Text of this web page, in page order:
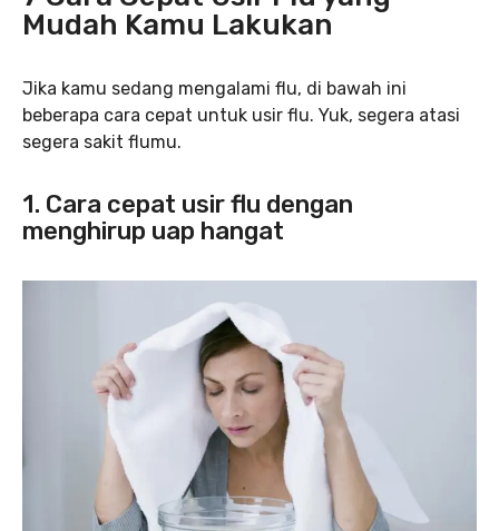
Mudah Kamu Lakukan
Jika kamu sedang mengalami flu, di bawah ini
beberapa cara cepat untuk usir flu. Yuk, segera atasi
segera sakit flumu.
1. Cara cepat usir flu dengan
menghirup uap hangat